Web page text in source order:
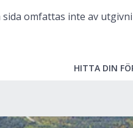
sida omfattas inte av
HITTA DIN